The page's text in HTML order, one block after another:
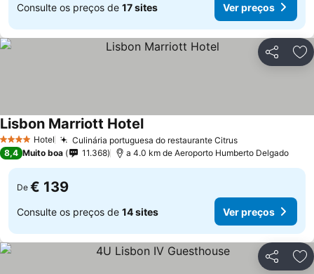
Consulte os preços de 17 sites Ver preços
Partilhar
4 EstrelasHotel Culinária portuguesa do restaurante Citrus
Lisbon Marriott Hotel
8,4 Muito boa 11.368 a 4.0 km de Aeroporto Humberto Delgado
De € 139
Consulte os preços de 14 sites Ver preços
Partilhar